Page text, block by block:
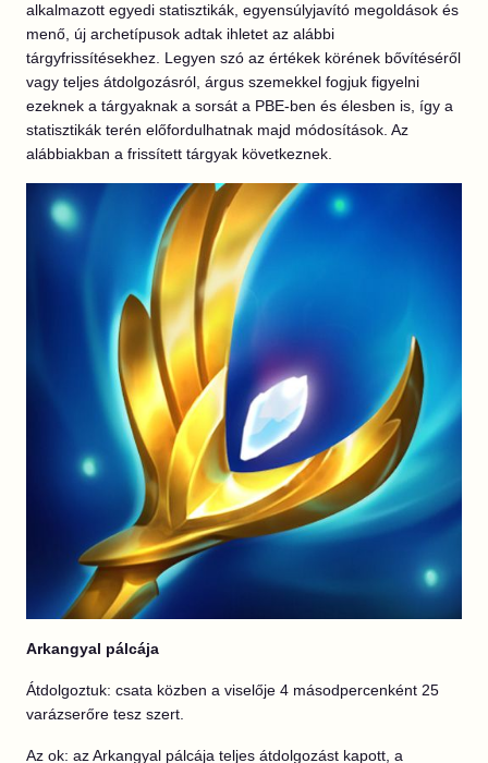
alkalmazott egyedi statisztikák, egyensúlyjavító megoldások és
menő, új archetípusok adtak ihletet az alábbi
tárgyfrissítésekhez. Legyen szó az értékek körének bővítéséről
vagy teljes átdolgozásról, árgus szemekkel fogjuk figyelni
ezeknek a tárgyaknak a sorsát a PBE-ben és élesben is, így a
statisztikák terén előfordulhatnak majd módosítások. Az
alábbiakban a frissített tárgyak következnek.
Arkangyal pálcája
Átdolgoztuk: csata közben a viselője 4 másodpercenként 25
varázserőre tesz szert.
Az ok: az Arkangyal pálcája teljes átdolgozást kapott, a